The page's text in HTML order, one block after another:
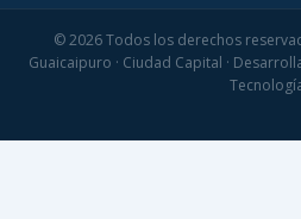
© 2026 Todos los derechos
Guaicaipuro · Ciudad Capital ·